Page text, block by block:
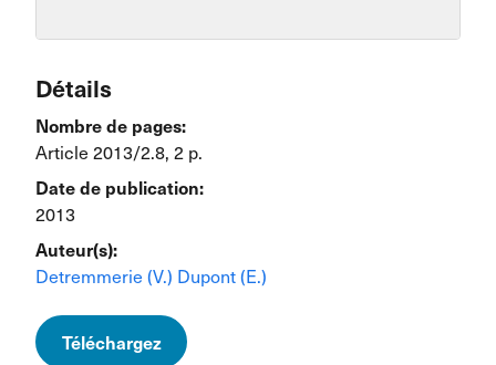
Détails
Nombre de pages:
Article 2013/2.8, 2 p.
Date de publication:
2013
Auteur(s):
Detremmerie (V.) Dupont (E.)
Téléchargez